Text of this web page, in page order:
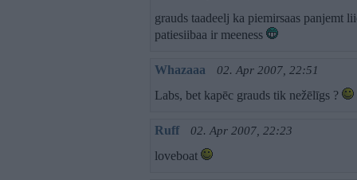
grauds taadeelj ka piemirsaas panjemt
patiesiibaa ir meeness
Whazaaa 02. Apr 2007, 22:51
Labs, bet kapēc grauds tik nežēlīgs ?
Ruff 02. Apr 2007, 22:23
loveboat